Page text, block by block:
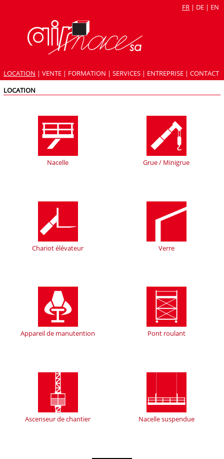
FR | DE | EN
LOCATION | VENTE | FORMATION | SERVICES | ENTREPRISE | CONTACT
LOCATION
Nacelle Grue / Minigrue
Chariot élévateur Verre
Appareil de manutention Pont roulant
Ascenseur de chantier Nacelle suspendue